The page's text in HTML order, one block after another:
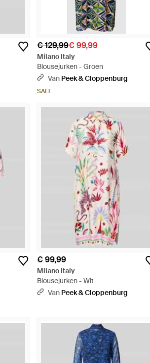
€ 129,99€ 99,99
Milano Italy
Blousejurken - Groen
Van Peek & Cloppenburg
SALE
€ 99,99
Milano Italy
Blousejurken - Wit
Van Peek & Cloppenburg